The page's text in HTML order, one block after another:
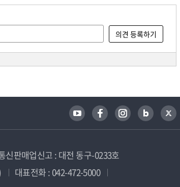
신판매업신고 : 대전 동구-0233호
대표전화 : 042-472-5000